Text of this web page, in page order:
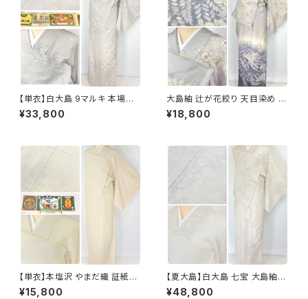
【単衣】白大島 9マルキ 本場大
島紬 証紙付き 小紋 正絹 蔦の
葉 白 紫 緑 オフホワイト 1229
¥33,800
大島紬 辻が花絞り 天目染め 訪
問着 本場大島紬 正絹 グレー
水色 紫 1185
¥18,800
【単衣】本塩沢 やまだ織 証紙付
き 横縞 小紋 正絹 クリーム色 1
¥15,800
【夏大島】白大島 七宝 大島紬
紗紬 正絹 小紋 トールサイズ 白
¥48,800